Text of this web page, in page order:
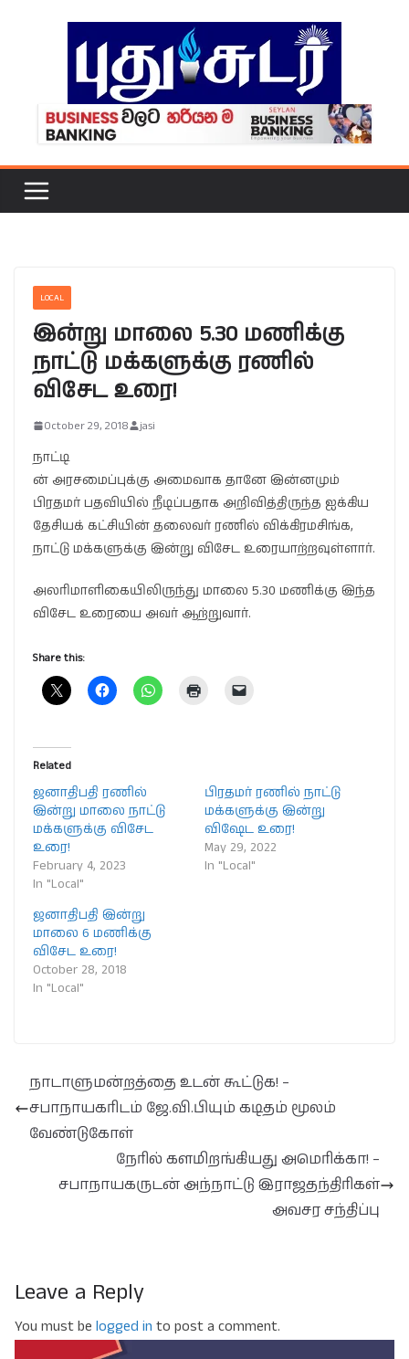
LOCAL
இன்று மாலை 5.30 மணிக்கு
நாட்டு மக்களுக்கு ரணில்
விசேட உரை!
October 29, 2018 jasi
நாட்டி
ன் அரசமைப்புக்கு அமைவாக தானே இன்னமும்
பிரதமர் பதவியில் நீடிப்பதாக அறிவித்திருந்த ஐக்கிய
தேசியக் கட்சியின் தலைவர் ரணில் விக்கிரமசிங்க,
நாட்டு மக்களுக்கு இன்று விசேட உரையாற்றவுள்ளார்.
அலரிமாளிகையிலிருந்து மாலை 5.30 மணிக்கு இந்த
விசேட உரையை அவர் ஆற்றுவார்.
Share this:
Related
ஜனாதிபதி ரணில்
இன்று மாலை நாட்டு
மக்களுக்கு விசேட
உரை!
February 4, 2023
In "Local"
பிரதமர் ரணில் நாட்டு
மக்களுக்கு இன்று
விஷேட உரை!
May 29, 2022
In "Local"
ஜனாதிபதி இன்று
மாலை 6 மணிக்கு
விசேட உரை!
October 28, 2018
In "Local"
நாடாளுமன்றத்தை உடன் கூட்டுக! –
சபாநாயகரிடம் ஜே.வி.பியும் கடிதம் மூலம்
வேண்டுகோள்
நேரில் களமிறங்கியது அமெரிக்கா! –
சபாநாயகருடன் அந்நாட்டு இராஜதந்திரிகள்
அவசர சந்திப்பு
Leave a Reply
You must be logged in to post a comment.